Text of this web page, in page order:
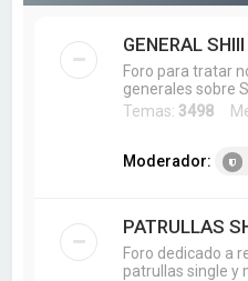
GENERAL SHIII
Foro para tratar
generales sobre
Temas: 3498
Moderador:
PATRULLAS
Foro dedicado a
patrullas single y